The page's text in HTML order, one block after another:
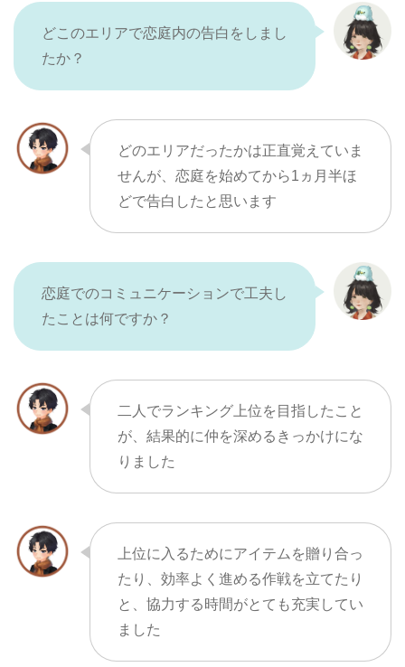
どこのエリアで恋庭内の告白をしまし
たか？
どのエリアだったかは正直覚えていま
せんが、恋庭を始めてから1ヵ月半ほ
どで告白したと思います
恋庭でのコミュニケーションで工夫し
たことは何ですか？
二人でランキング上位を目指したこと
が、結果的に仲を深めるきっかけにな
りました
上位に入るためにアイテムを贈り合っ
たり、効率よく進める作戦を立てたり
と、協力する時間がとても充実してい
ました